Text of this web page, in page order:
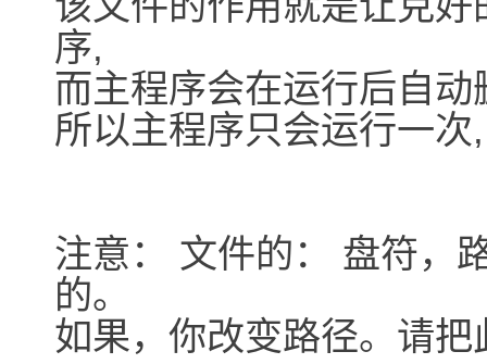
序,
而主程序会在运行后自
所以主程序只会运行一
注意： 文件的： 盘符，
的。
如果，你改变路径。请